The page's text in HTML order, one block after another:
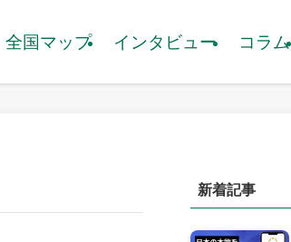
全国マップ インタビュー コラム
新着記事